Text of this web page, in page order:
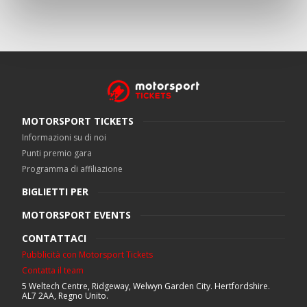
MOTORSPORT TICKETS
Informazioni su di noi
Punti premio gara
Programma di affiliazione
BIGLIETTI PER
MOTORSPORT EVENTS
CONTATTACI
Pubblicità con Motorsport Tickets
Contatta il team
5 Weltech Centre, Ridgeway, Welwyn Garden City. Hertfordshire.
AL7 2AA, Regno Unito.